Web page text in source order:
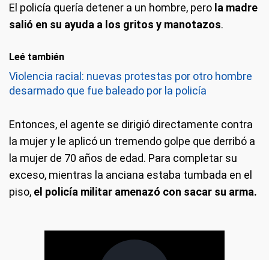
El policía quería detener a un hombre, pero la madre
salió en su ayuda a los gritos y manotazos.
Leé también
Violencia racial: nuevas protestas por otro hombre
desarmado que fue baleado por la policía
Entonces, el agente se dirigió directamente contra
la mujer y le aplicó un tremendo golpe que derribó a
la mujer de 70 años de edad. Para completar su
exceso, mientras la anciana estaba tumbada en el
piso, el policía militar amenazó con sacar su arma.